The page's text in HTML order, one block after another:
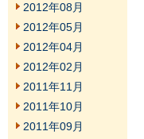
2012年08月
2012年05月
2012年04月
2012年02月
2011年11月
2011年10月
2011年09月